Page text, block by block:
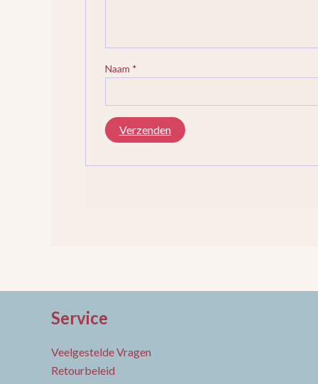
Naam *
Service
Veelgestelde Vragen
Retourbeleid